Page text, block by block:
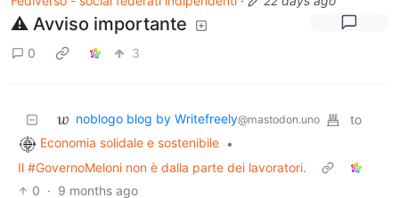
⚠️ Avviso importante
0 3
noblogo blog by Writefreely@mastodon.uno
to
Economia solidale e sostenibile •
Il #GovernoMeloni non è dalla parte dei lavoratori.
0 · 9 months ago